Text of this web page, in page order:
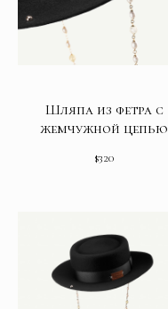
Шляпа из фетра с
жемчужной цепью
$320